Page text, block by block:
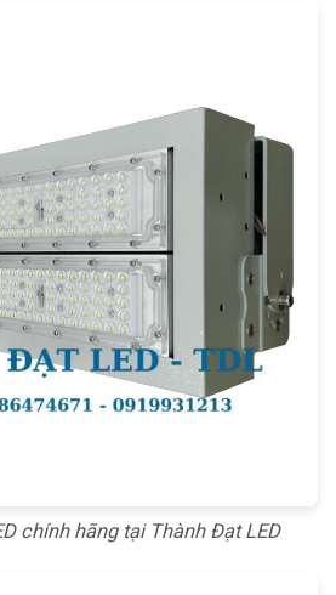
chính hãng tại Thành Đạt LED